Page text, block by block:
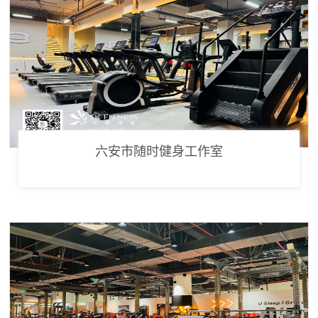
六安市随时健身工作室